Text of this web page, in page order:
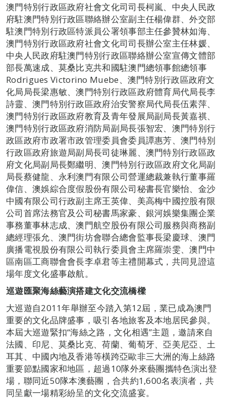
澳門特別行政區政府社會文化司司長柯嵐、中央人民政
府駐澳門特別行政區聯絡辦公室副主任楊偉群、外交部
駐澳門特別行政區特派員公署領事部主任參贊林如海、
澳門特別行政區政府社會文化司司長辦公室主任林媛、
中央人民政府駐澳門特別行政區聯絡辦公室宣傳文體部
部長萬速成、莫桑比克共和國駐澳門總領事館總領事
Rodrigues Victorino Muebe、澳門特別行政區政府文
化局局長梁惠敏、澳門特別行政區政府體育局代局長李
詩靈、澳門特別行政區政府治安警察局代局長伍素萍、
澳門特別行政區政府教育及青年發展局副局長黃嘉祺、
澳門特別行政區政府消防局副局長張智宏、澳門特別行
政區政府市政署市政管理委員會委員譚惠芳、澳門特別
行政區政府旅遊局副局長司徒琳麗、澳門特別行政區政
府文化局副局長鄭繼明、澳門特別行政區政府文化局副
局長蔡健龍、永利澳門有限公司營運總裁兼執行董事羅
偉信、澳娛綜合度假股份有限公司秘書長官樂怡、金沙
中國有限公司行政副主席王英偉、美高梅中國控股有限
公司首席法務官及公司秘書馬家豪、銀河娛樂集團企業
事務董事林志成、澳門航空股份有限公司服務與商務副
總經理張允、澳門街坊會聯合總會監事長梁慶球、澳門
廣播電視股份有限公司執行委員會主席羅崇雯、澳門中
區南區工商聯會會長李卓君等主禮開幕式，共同見證這
場年度文化盛事啟航。
巡遊匯聚海絲藝演搭建文化交流橋樑
大巡遊自2011年舉辦至今踏入第12屆，業已成為澳門
重要的文化品牌盛事，吸引各地旅客及本地居民參與。
本屆大巡遊緊扣“海絲之路，文化相遇”主題，邀請來自
法國、印尼、莫桑比克、荷蘭、葡萄牙、亞美尼亞、土
耳其、中國內地及香港等橫跨亞歐非三大洲的海上絲路
重要節點國家和地區，超過10隊外來藝團攜特色演出登
場，聯同近50隊本澳藝團，合共約1,600名表演者，共
同呈獻一場精彩紛呈的文化交流盛宴。